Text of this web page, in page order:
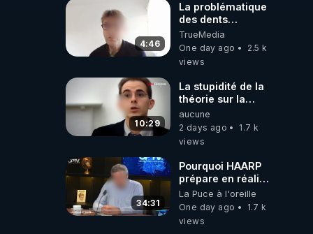
4:46
La problématique
des dents
dévitalisées et
des implants
TrueMedia
One day ago
2.5 k
views
10:29
La stupidité de la
théorie sur la
responsabilité de
l’homme
concernant le
carbone.
aucune
2 days ago
1.7 k
views
34:31
Pourquoi HAARP
prépare en réalité
un CHAOS
climatique, on
répond
La Puce à l'oreille
One day ago
1.7 k
views